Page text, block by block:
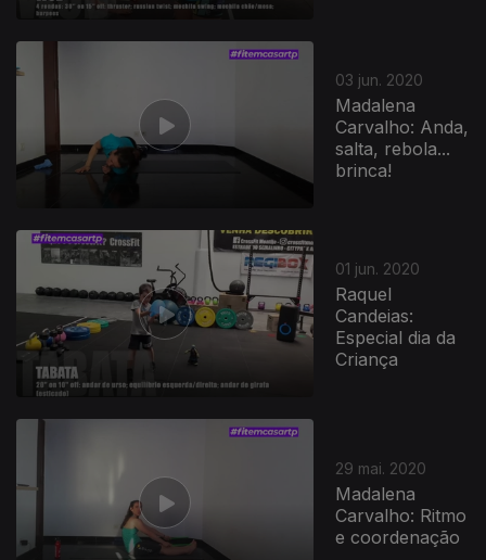
03 jun. 2020
Madalena
Carvalho: Anda,
salta, rebola...
brinca!
01 jun. 2020
Raquel
Candeias:
Especial dia da
Criança
29 mai. 2020
Madalena
Carvalho: Ritmo
e coordenação